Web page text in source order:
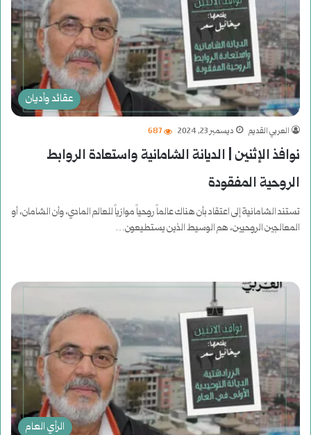
عقائد وأديان
العربي القديم ديسمبر 23, 2024 687
نوافذ الإثنين | الديانة الشامانية واستعادة الروابط
الروحية المفقودة
تستند الشامانية إلى اعتقاد بأن هناك عالماً روحياً موازياً للعالم المادي، وأن الشامان، أو
المعالجين الروحيين، هم الوسيط الذين يستطيعون…
الرأي العام